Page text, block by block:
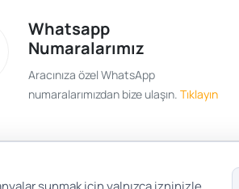
Whatsapp
Numaralarımız
Aracınıza özel WhatsApp
numaralarımızdan bize ulaşın. Tıklayın